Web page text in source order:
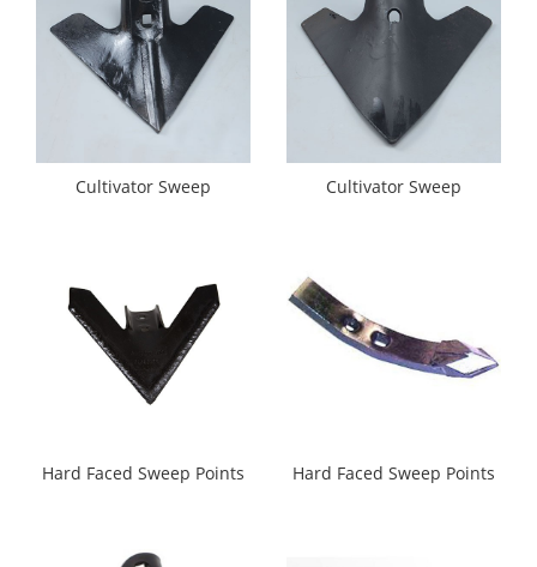
Cultivator Sweep Cultivator Sweep
Hard Faced Sweep Points Hard Faced Sweep Points